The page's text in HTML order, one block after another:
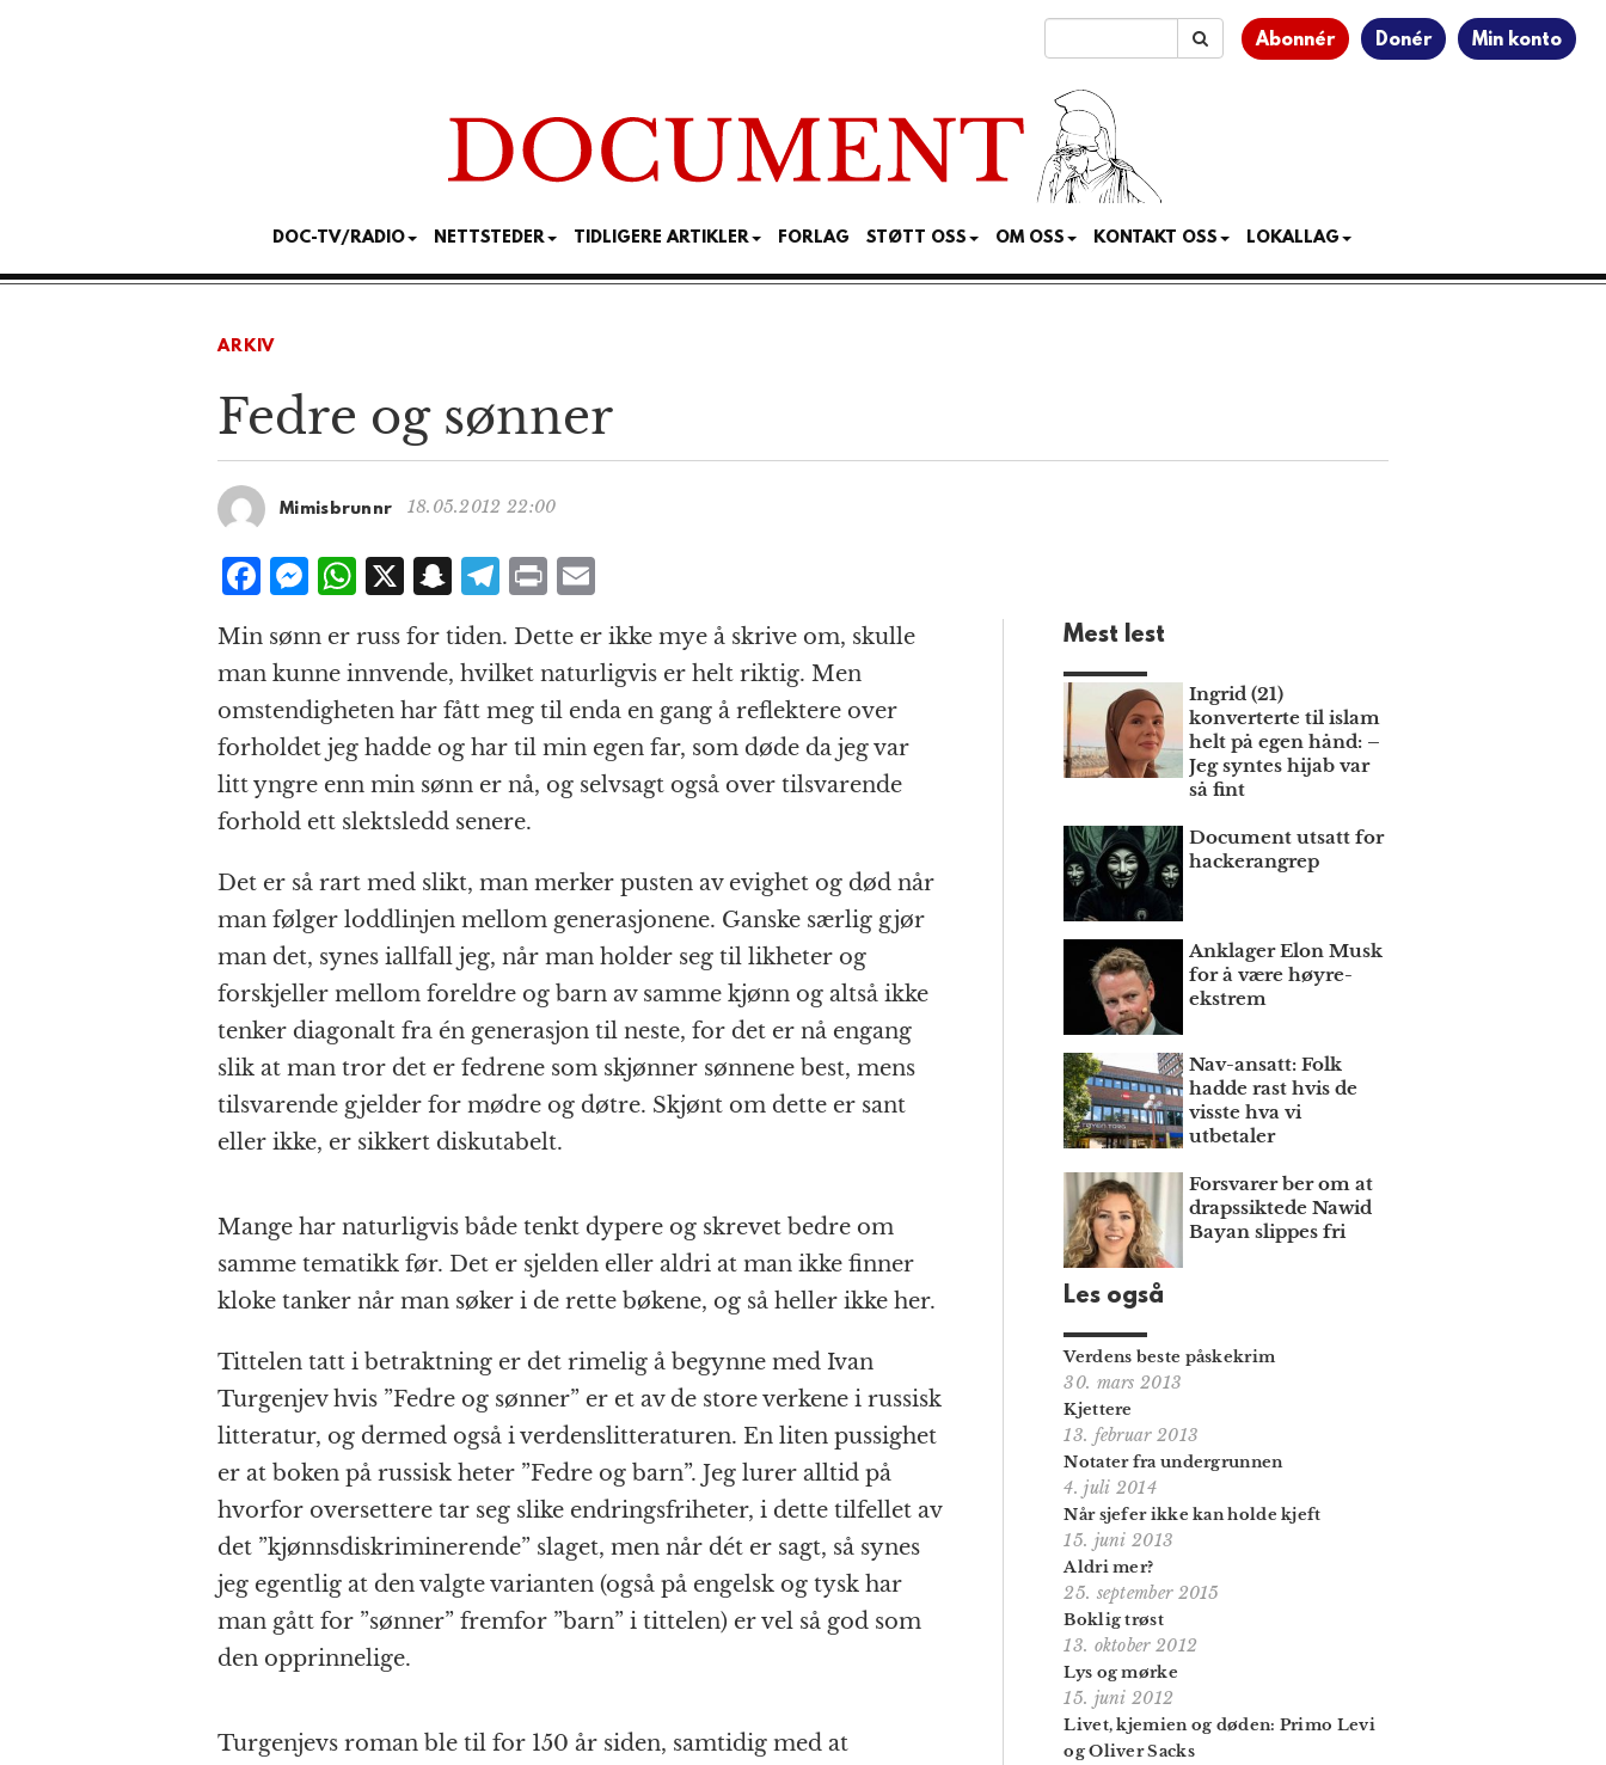
Abonnér Donér Min konto
DOC-TV/RADIO NETTSTEDER TIDLIGERE ARTIKLER FORLAG STØTT OSS OM OSS KONTAKT OSS LOKALLAG
ARKIV
Fedre og sønner
Mimisbrunnr 18.05.2012 22:00
F
c
e
b
o
o
k
M
ss
e
n
g
e
r
W
at
s
A
p
p
X S
n
a
p
c
h
at
T
el
e
g
r
a
m
P
n
t
m
ai
l
Min sønn er russ for tiden. Dette er ikke mye å skrive om, skulle
man kunne innvende, hvilket naturligvis er helt riktig. Men
omstendigheten har fått meg til enda en gang å reflektere over
forholdet jeg hadde og har til min egen far, som døde da jeg var
litt yngre enn min sønn er nå, og selvsagt også over tilsvarende
forhold ett slektsledd senere.
Det er så rart med slikt, man merker pusten av evighet og død når
man følger loddlinjen mellom generasjonene. Ganske særlig gjør
man det, synes iallfall jeg, når man holder seg til likheter og
forskjeller mellom foreldre og barn av samme kjønn og altså ikke
tenker diagonalt fra én generasjon til neste, for det er nå engang
slik at man tror det er fedrene som skjønner sønnene best, mens
tilsvarende gjelder for mødre og døtre. Skjønt om dette er sant
eller ikke, er sikkert diskutabelt.
Mange har naturligvis både tenkt dypere og skrevet bedre om
samme tematikk før. Det er sjelden eller aldri at man ikke finner
kloke tanker når man søker i de rette bøkene, og så heller ikke her.
Tittelen tatt i betraktning er det rimelig å begynne med Ivan
Turgenjev hvis ”Fedre og sønner” er et av de store verkene i russisk
litteratur, og dermed også i verdenslitteraturen. En liten pussighet
er at boken på russisk heter ”Fedre og barn”. Jeg lurer alltid på
hvorfor oversettere tar seg slike endringsfriheter, i dette tilfellet av
det ”kjønnsdiskriminerende” slaget, men når dét er sagt, så synes
jeg egentlig at den valgte varianten (også på engelsk og tysk har
man gått for ”sønner” fremfor ”barn” i tittelen) er vel så god som
den opprinnelige.
Turgenjevs roman ble til for 150 år siden, samtidig med at
Mest lest
Ingrid (21)
konverterte til islam
helt på egen hånd: –
Jeg syntes hijab var
så fint
Document utsatt for
hackerangrep
Anklager Elon Musk
for å være høyre­
ekstrem
Nav-ansatt: Folk
hadde rast hvis de
visste hva vi
utbetaler
Forsvarer ber om at
draps­siktede Nawid
Bayan slippes fri
Les også
Verdens beste påskekrim
30. mars 2013
Kjettere
13. februar 2013
Notater fra undergrunnen
4. juli 2014
Når sjefer ikke kan holde kjeft
15. juni 2013
Aldri mer?
25. september 2015
Boklig trøst
13. oktober 2012
Lys og mørke
15. juni 2012
Livet, kjemien og døden: Primo Levi
og Oliver Sacks